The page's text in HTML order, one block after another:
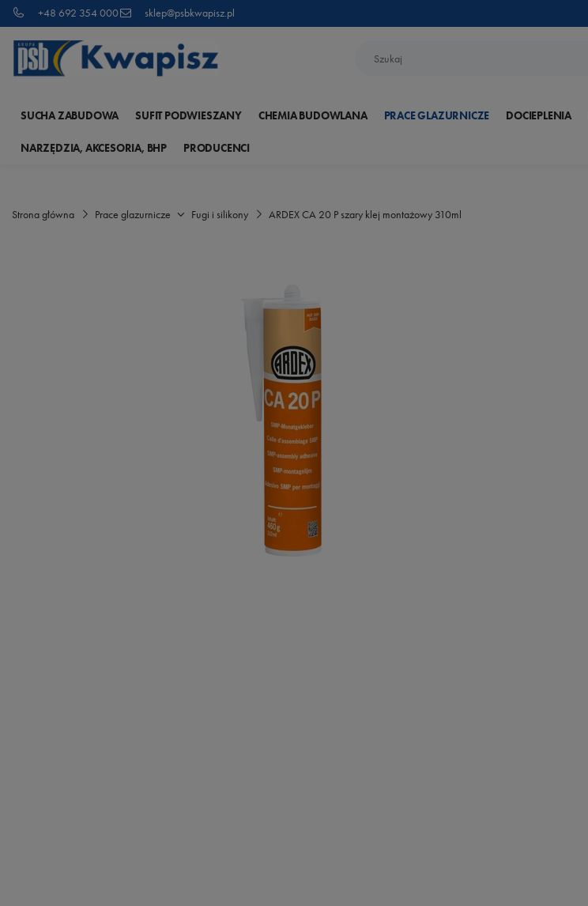
+48 692 354 000 sklep@psbkwapisz.pl
SUCHA ZABUDOWA SUFIT PODWIESZANY CHEMIA BUDOWLANA PRACE GLAZURNICZE DOCIEPLENIA
NARZĘDZIA, AKCESORIA, BHP PRODUCENCI
Strona główna Prace glazurnicze Fugi i silikony ARDEX CA 20 P szary klej montażowy 310ml